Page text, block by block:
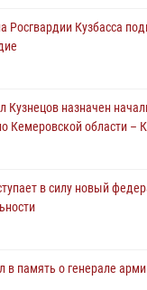
поздравил
Росгвардии
в силу новый
Росгвардии Кузбасса
Кузнецов назначен
Кемеровской области –
в силу новый
в память о генерале